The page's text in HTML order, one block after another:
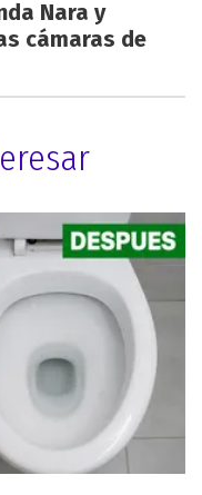
Nara y
cámaras de